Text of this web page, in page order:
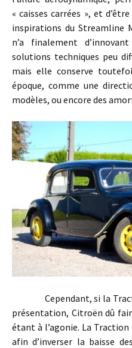
« caisses carrées », et
inspirations du Streamline
n’a finalement
solutions techniques peu
mais elle conserve
époque, comme une
modèles, ou encore des
Cependant, si la
présentation, Citroën dû
étant à l’agonie. La
afin d’inverser la baisse